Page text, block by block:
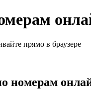
прямо в браузере
номерам